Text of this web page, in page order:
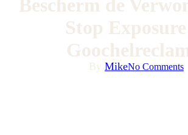
Bescherm de
Stop
By MikeNo Comments